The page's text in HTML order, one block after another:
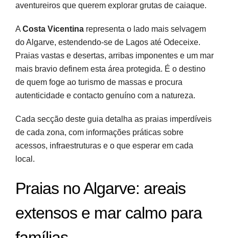
aventureiros que querem explorar grutas de caiaque.
A Costa Vicentina representa o lado mais selvagem
do Algarve, estendendo-se de Lagos até Odeceixe.
Praias vastas e desertas, arribas imponentes e um mar
mais bravio definem esta área protegida. É o destino
de quem foge ao turismo de massas e procura
autenticidade e contacto genuíno com a natureza.
Cada secção deste guia detalha as praias imperdíveis
de cada zona, com informações práticas sobre
acessos, infraestruturas e o que esperar em cada
local.
Praias no Algarve: areais
extensos e mar calmo para